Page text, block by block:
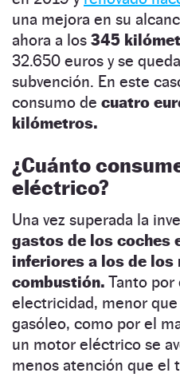
una mejora en su
ahora a los 345
32.650 euros y se
subvención. En este
consumo de cuatro
kilómetros.
¿Cuánto
eléctrico?
Una vez superada la
gastos de los coches
inferiores a los de los
combustión. Tanto por
electricidad, menor
gasóleo, como por el
un motor eléctrico se
menos atención que el